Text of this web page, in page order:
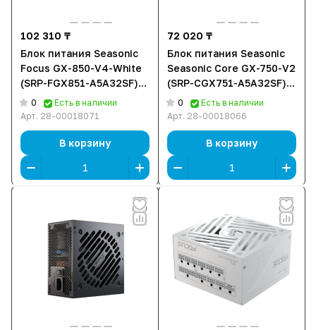
102 310 ₸
Блок питания Seasonic
Focus GX-850-V4-White
(SRP-FGX851-A5A32SF)
[850 Вт, 80 PLUS Gold, 3x
SATA, 1 x 16 pin
PCIe, 1x 4+4 pin CPU,
ATX]
0
Есть в наличии
Арт. 28-00018071
В корзину
72 020 ₸
Блок питания Seasonic
Seasonic Core GX-750-V2
(SRP-CGX751-A5A32SF)
[750 Вт, 80 PLUS Gold, 3x
SATA, 1 x 16 pin
PCIe, 1x 4+4 pin CPU,
ATX]
0
Есть в наличии
Арт. 28-00018066
В корзину